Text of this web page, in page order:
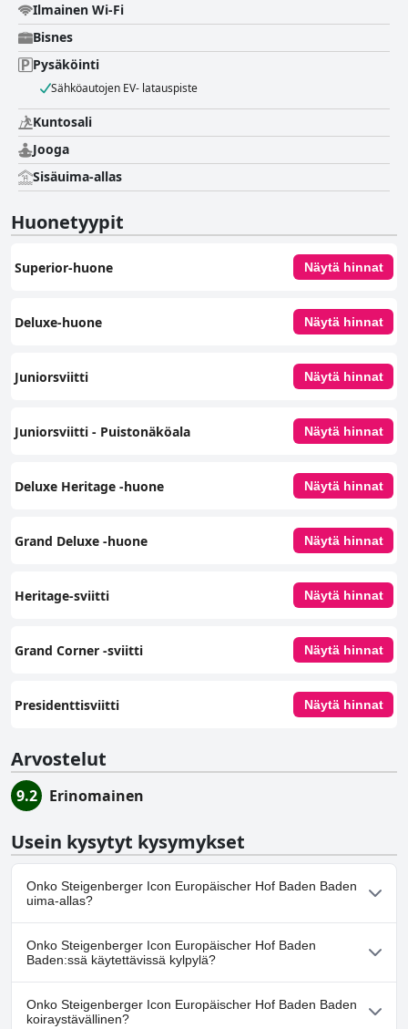
Ilmainen Wi-Fi
Bisnes
Pysäköinti
Sähköautojen EV- latauspiste
Kuntosali
Jooga
Sisäuima-allas
Huonetyypit
Superior-huone Näytä hinnat
Deluxe-huone Näytä hinnat
Juniorsviitti Näytä hinnat
Juniorsviitti - Puistonäköala Näytä hinnat
Deluxe Heritage -huone Näytä hinnat
Grand Deluxe ‑huone Näytä hinnat
Heritage-sviitti Näytä hinnat
Grand Corner -sviitti Näytä hinnat
Presidenttisviitti Näytä hinnat
Arvostelut
9.2 Erinomainen
Usein kysytyt kysymykset
Onko Steigenberger Icon Europäischer Hof Baden Baden
uima-allas?
Kyllä, Steigenberger Icon Europäischer Hof Baden Baden:ssä on
uima-allas/altaita, jotka kuuluvat yhteen tai useampaan
seuraavista luokista: Sisäuima-allas.
Onko Steigenberger Icon Europäischer Hof Baden
Baden:ssä käytettävissä kylpylä?
Kyllä, Steigenberger Icon Europäischer Hof Baden Baden tarjoaa
kylpylän.
Onko Steigenberger Icon Europäischer Hof Baden Baden
koiraystävällinen?